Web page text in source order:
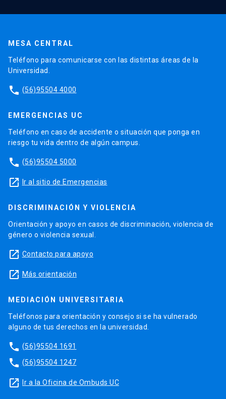
MESA CENTRAL
Teléfono para comunicarse con las distintas áreas de la
Universidad.
phone (56)95504 4000
EMERGENCIAS UC
Teléfono en caso de accidente o situación que ponga en
riesgo tu vida dentro de algún campus.
phone (56)95504 5000
launch Ir al sitio de Emergencias
DISCRIMINACIÓN Y VIOLENCIA
Orientación y apoyo en casos de discriminación, violencia de
género o violencia sexual.
launch Contacto para apoyo
launch Más orientación
MEDIACIÓN UNIVERSITARIA
Teléfonos para orientación y consejo si se ha vulnerado
alguno de tus derechos en la universidad.
phone (56)95504 1691
phone (56)95504 1247
launch Ir a la Oficina de Ombuds UC